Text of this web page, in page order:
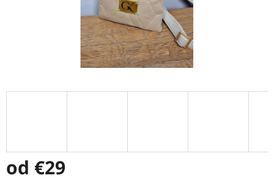
od €29